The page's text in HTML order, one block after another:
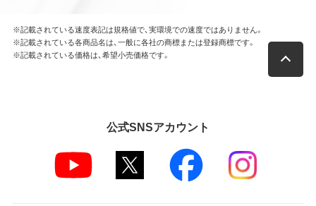
※記載されている速度表記は規格値で、実環境での速度ではありません。
※記載されている各商品名は、一般に各社の商標または登録商標です。
※記載されている価格は、希望小売価格です。
公式SNSアカウント